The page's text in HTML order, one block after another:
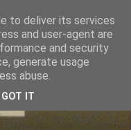
to deliver its services
and user-agent are
and security
generate usage
abuse.
GOT IT